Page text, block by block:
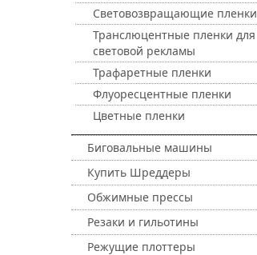
Световозвращающие пленки
Транслюцентные пленки для
световой рекламы
Трафаретные пленки
Флуоресцентные пленки
Цветные пленки
Биговальные машины
Купить Шреддеры
Обжимные прессы
Резаки и гильотины
Режущие плоттеры